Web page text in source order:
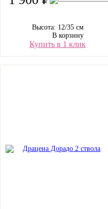
Высота: 12/35 см
В корзину
Купить в 1 клик